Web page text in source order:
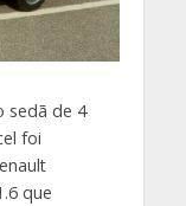
sedã de 4
foi
que